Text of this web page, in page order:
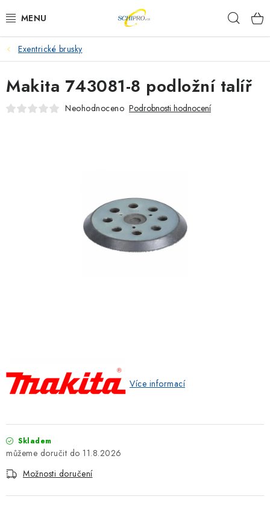
na
AKU NÁŘADÍ
ELEKTRICKÉ NÁŘADÍ
PŘÍSLUŠENSTVÍ
ZAHRADNÍ TECHNIKA
Exentrické brusky
Více informací
Skladem
11.8.2026
Možnosti doručení
Makita 743081-8 podložní talíř
Neohodnoceno Podrobnosti hodnocení